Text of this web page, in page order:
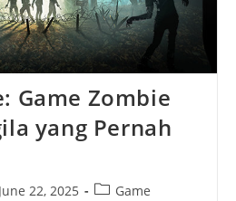
Game Zombie
yang Pernah
June 22, 2025
PostGame